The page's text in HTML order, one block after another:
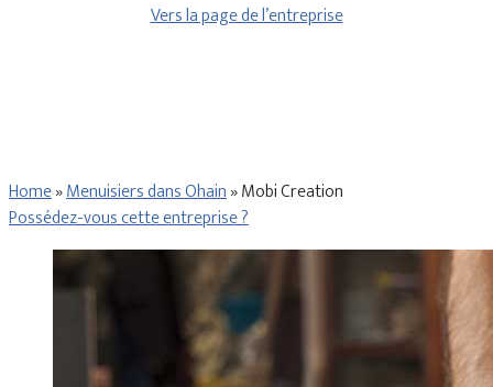
Vers la page de l’entreprise
Home»Menuisiers dans Ohain»Mobi Creation
Possédez-vous cette entreprise ?